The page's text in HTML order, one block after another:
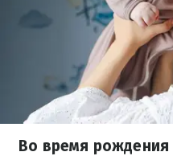
Во время рождения